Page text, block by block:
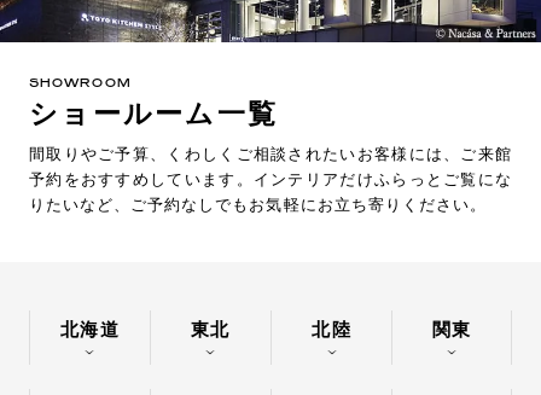
オンラインストア
お知らせ
よくあるご質問
お問い合わせ
SHOWROOM
ショールーム一覧
間取りやご予算、くわしくご相談されたいお客様には、ご来館
予約をおすすめしています。インテリアだけふらっとご覧にな
りたいなど、ご予約なしでもお気軽にお立ち寄りください。
北海道 東北 北陸 関東